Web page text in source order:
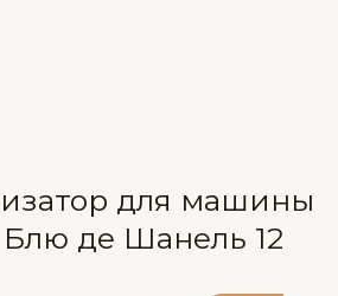
для машины
Блю де Шанель 12